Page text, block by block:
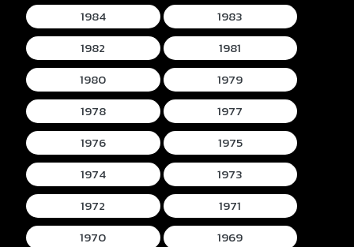
1984
1983
1982
1981
1980
1979
1978
1977
1976
1975
1974
1973
1972
1971
1970
1969